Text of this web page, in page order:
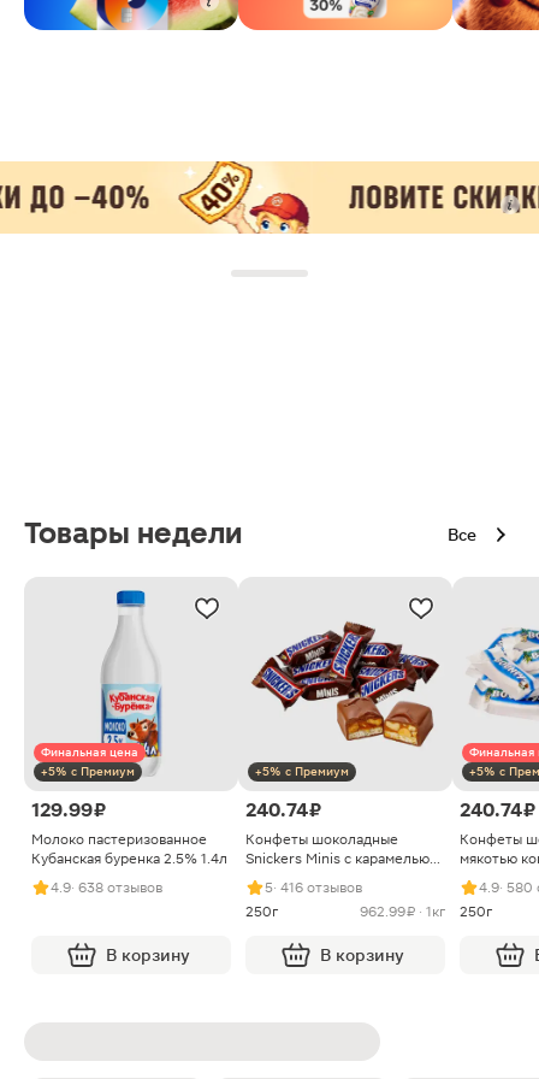
Товары недели Все
Финальная цена
+5% с Премиум
129.99 ₽
Молоко пастеризованное
Кубанская буренка 2.5% 1.4л
4.9· 638 отзывов
В корзину
+5% с Премиум
240.74 ₽
Конфеты шоколадные
Snickers Minis с карамелью
арахисом и нугой
5· 416 отзывов
250г
962.99 ₽ · 1кг
В корзину
Финальная
+5% с
240.74 ₽
Конфеты
мякотью
4.9· 580
250г